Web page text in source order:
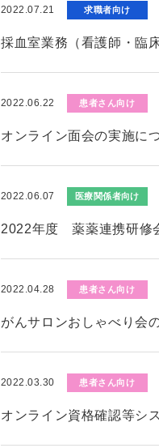
2022.07.21 求職者向け
採血室業務（看護師・臨
2022.06.22 患者さん向け
オンライン面会の実施に
2022.06.07 医療関係者向け
2022年度 薬薬連携研修
2022.04.28 患者さん向け
がんサロンおしゃべり会
2022.03.30 患者さん向け
オンライン資格確認等シ